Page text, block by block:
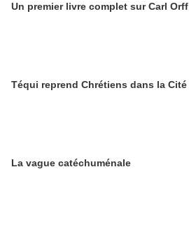
Un premier livre complet sur Carl Orff
Téqui reprend Chrétiens dans la Cité
La vague catéchuménale